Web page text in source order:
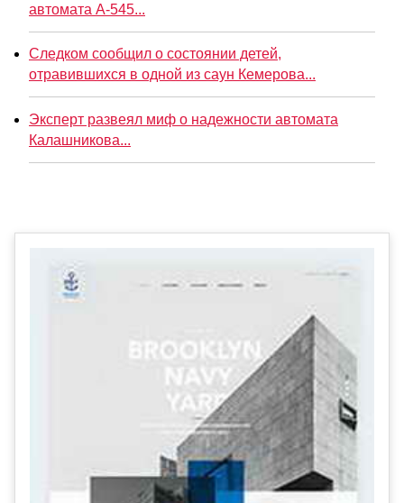
автомата А-545...
Следком сообщил о состоянии детей,
отравившихся в одной из саун Кемерова...
Эксперт развеял миф о надежности автомата
Калашникова...